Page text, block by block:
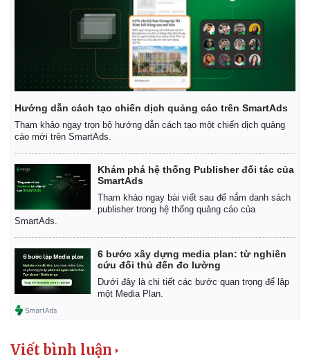
Hướng dẫn cách tạo chiến dịch quảng cáo trên SmartAds
Tham khảo ngay trọn bộ hướng dẫn cách tạo một chiến dịch quảng
cáo mới trên SmartAds.
Khám phá hệ thống Publisher đối tác của
SmartAds
Tham khảo ngay bài viết sau để nắm danh sách
publisher trong hệ thống quảng cáo của
SmartAds.
6 bước xây dựng media plan: từ nghiên
cứu đối thủ đến đo lường
Dưới đây là chi tiết các bước quan trọng để lập
một Media Plan.
Viết bình luận